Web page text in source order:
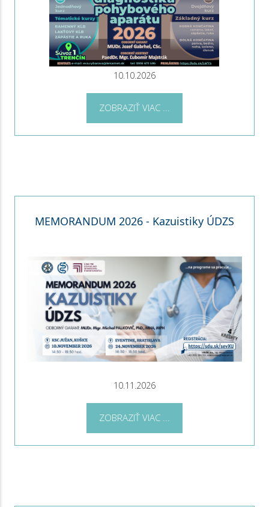
10.10.2026
ZOBRAZIŤ VIAC ...
MEMORANDUM 2026 - Kazuistiky ÚDZS
10.11.2026
ZOBRAZIŤ VIAC ...